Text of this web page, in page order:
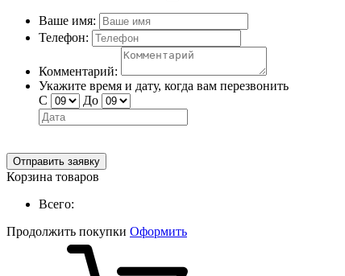
Ваше имя:
Телефон:
Комментарий:
Укажите время и дату, когда вам перезвонить
С
До
Отправить заявку
Корзина товаров
Всего:
Продолжить покупки Оформить